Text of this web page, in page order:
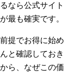
なら公式サイト
最も確実です。
提でお得に始め
と確認しておき
ら、なぜこの価